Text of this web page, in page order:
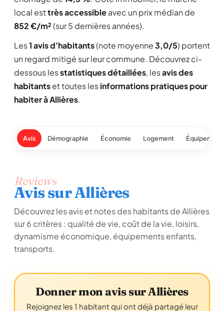
local esttrès accessibleavec un prix médian de
852 €/m²(sur 5 dernières années).
Les1 avis d'habitants(note moyenne3,0/5) portent
un regard mitigé sur leur commune. Découvrez ci-
dessous lesstatistiques détaillées, lesavis des
habitantset toutes lesinformations pratiques pour
habiter à Allières.
Avis Démographie Économie Logement
Reviews
Avis sur Allières
Découvrez les avis et notes des habitants de Allières
sur 6 critères : qualité de vie, coût de la vie, loisirs,
dynamisme économique, équipements enfants,
transports.
Donner mon avis sur Allières
Rejoignez les 1 habitant qui ont déjà partagé leur